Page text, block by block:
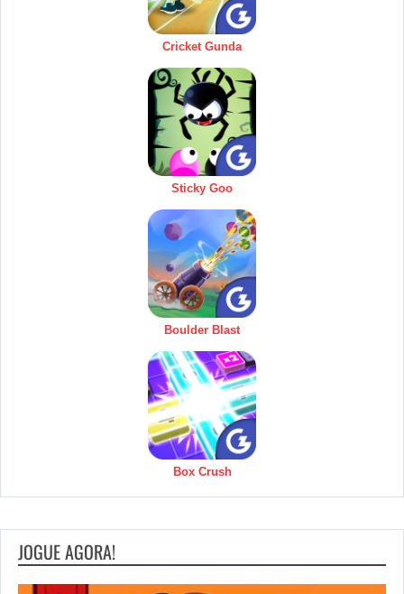
Cricket Gunda
Sticky Goo
Boulder Blast
Box Crush
JOGUE AGORA!